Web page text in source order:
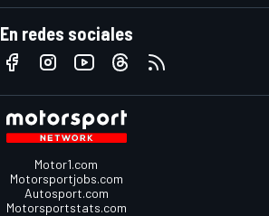
En redes sociales
Motor1.com
Motorsportjobs.com
Autosport.com
Motorsportstats.com